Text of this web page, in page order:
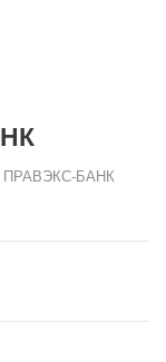
ПРАВЭКС-БАНК